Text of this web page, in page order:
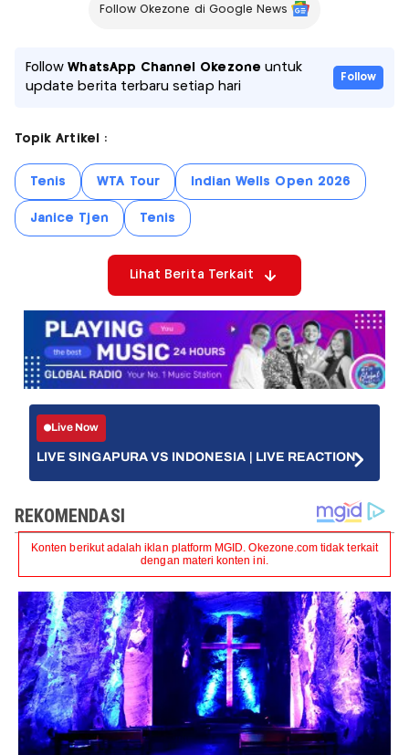
Follow Okezone di Google News
FollowWhatsApp Channel Okezone untuk
update berita terbaru setiap hari
Follow
Topik Artikel :
Tenis WTA Tour Indian Wells Open 2026
Janice Tjen Tenis
Lihat Berita Terkait
Live Now
LIVE SINGAPURA VS INDONESIA | LIVE REACTION